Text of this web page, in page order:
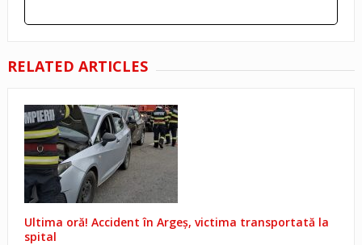
RELATED ARTICLES
Ultima oră! Accident în Argeș, victima transportată la
spital